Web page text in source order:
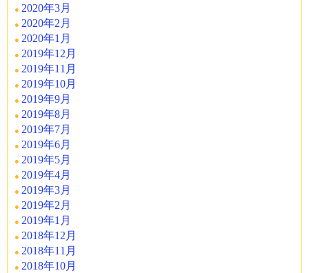
2020年3月
2020年2月
2020年1月
2019年12月
2019年11月
2019年10月
2019年9月
2019年8月
2019年7月
2019年6月
2019年5月
2019年4月
2019年3月
2019年2月
2019年1月
2018年12月
2018年11月
2018年10月